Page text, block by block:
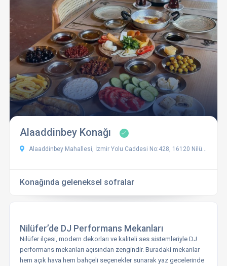
Alaaddinbey Konağı
Alaaddinbey Mahallesi, İzmir Yolu Caddesi No:428, 16120 Nilüfer/Bursa
Konağında geleneksel sofralar
Nilüfer’de DJ Performans Mekanları
Nilüfer ilçesi, modern dekorları ve kaliteli ses sistemleriyle DJ
performans mekanları açısından zengindir. Buradaki mekanlar
hem açık hava hem bahçeli seçenekler sunarak yaz gecelerinde